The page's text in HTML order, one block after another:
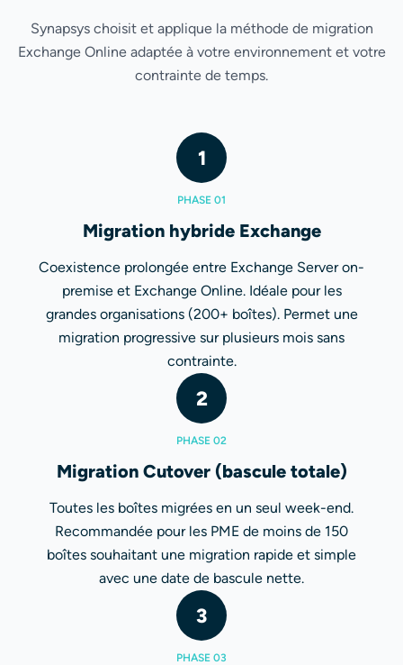
Synapsys choisit et applique la méthode de migration
Exchange Online adaptée à votre environnement et votre
contrainte de temps.
1
PHASE 01
Migration hybride Exchange
Coexistence prolongée entre Exchange Server on-
premise et Exchange Online. Idéale pour les
grandes organisations (200+ boîtes). Permet une
migration progressive sur plusieurs mois sans
contrainte.
2
PHASE 02
Migration Cutover (bascule totale)
Toutes les boîtes migrées en un seul week-end.
Recommandée pour les PME de moins de 150
boîtes souhaitant une migration rapide et simple
avec une date de bascule nette.
3
PHASE 03